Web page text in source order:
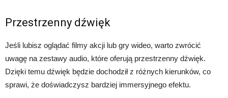
Przestrzenny dźwięk
Jeśli lubisz oglądać filmy akcji lub gry wideo, warto zwrócić
uwagę na zestawy audio, które oferują przestrzenny dźwięk.
Dzięki temu dźwięk będzie dochodził z różnych kierunków, co
sprawi, że doświadczysz bardziej immersyjnego efektu.